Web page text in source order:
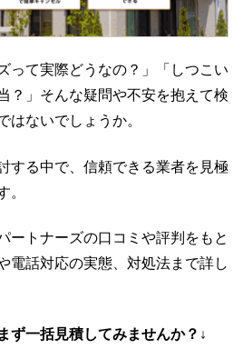
って実際どうなの？」「しつこい
？」そんな疑問や不安を抱えて検
はないでしょうか。
する中で、信頼できる業者を見極
。
ートナーズの口コミや評判をもと
電話対応の実態、対処法まで詳し
ず一括見積してみませんか？↓